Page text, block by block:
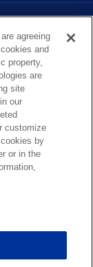
agreeing
and
property,
are
site
our
customize
by
or in the